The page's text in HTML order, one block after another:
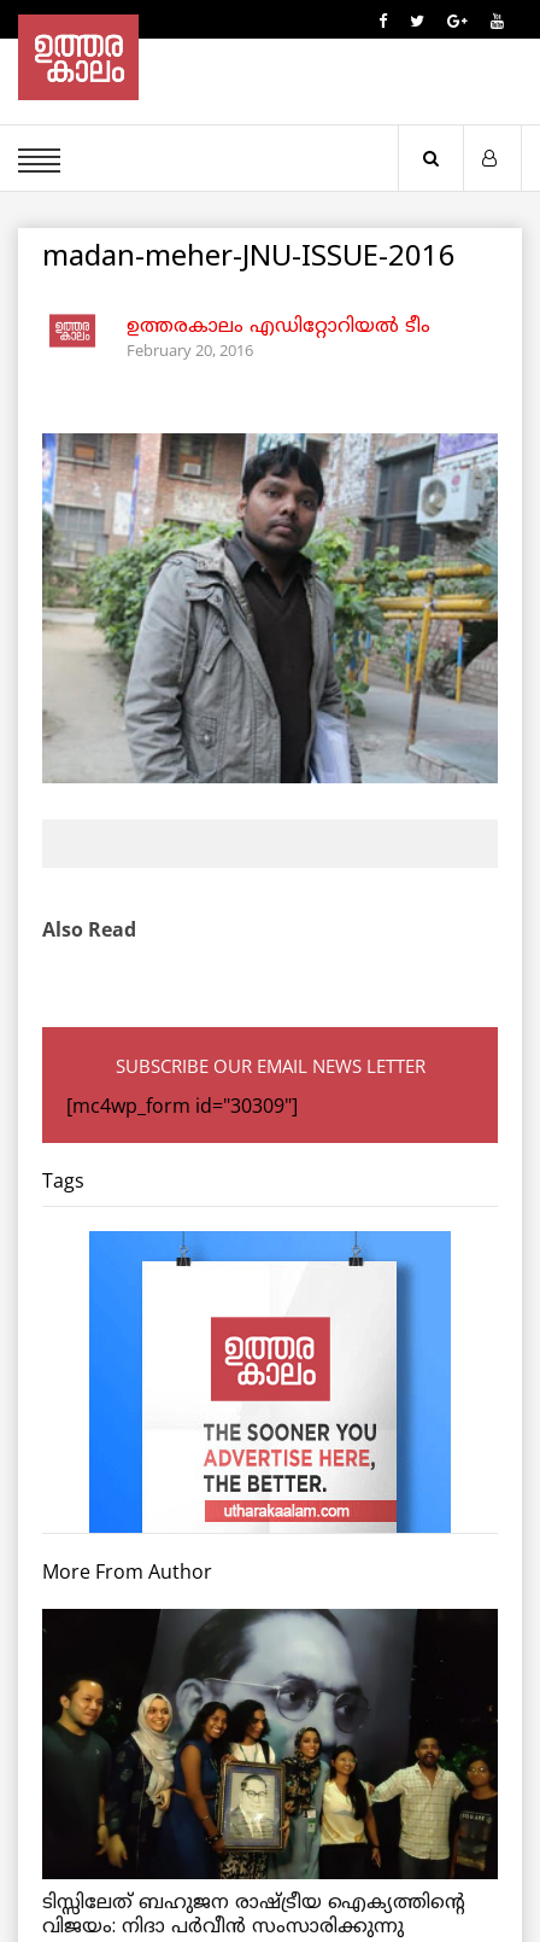
madan-meher-JNU-ISSUE-2016
ഉത്തരകാലം എഡിറ്റോറിയല്‍ ടീം
February 20, 2016
Also Read
SUBSCRIBE OUR EMAIL NEWS LETTER
[mc4wp_form id="30309"]
Tags
More From Author
ടിസ്സിലേത് ബഹുജന രാഷ്ട്രീയ ഐക്യത്തിന്റെ
വിജയം: നിദാ പർവീൻ സംസാരിക്കുന്നു